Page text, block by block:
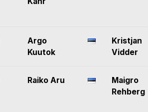
Argo
Kuutok
Kristjan
Vidder
Raiko Aru
Maigro
Rehberg